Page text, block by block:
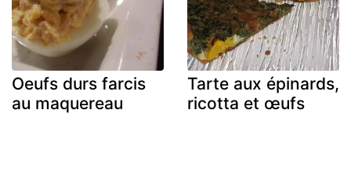
Oeufs durs farcis
au maquereau
Tarte aux épinards,
ricotta et œufs